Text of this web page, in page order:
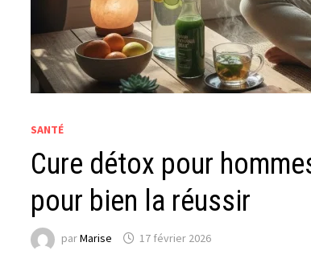
SANTÉ
Cure détox pour
pour bien la réussir
parMarise 17 février 2026